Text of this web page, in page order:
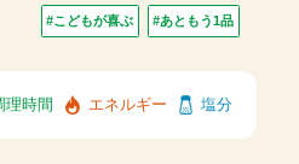
#こどもが喜ぶ #あともう1品
理時間 エネルギー 塩分